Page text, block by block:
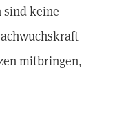
sind keine
mitbringen,